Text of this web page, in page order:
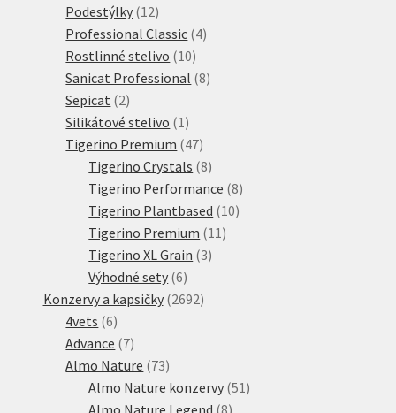
produkty
Podestýlky 1212
produktů
Professional Classic 44
Rostlinné stelivo 1010
produktů
Sanicat Professional 88
Sepicat 22
produkty
Silikátové stelivo 1 1
produkt
Tigerino Premium 4747
produktů
Tigerino Crystals 88
produktů
Tigerino Performance 88
produktů
Tigerino Plantbased 1010
Tigerino Premium 11 11
Tigerino XL Grain 33
Výhodné sety 66
produktů
Konzervy a kapsičky 26922692
4vets 66
produktů
Advance 77
produktů
Almo Nature 7373
produktů
Almo Nature konzervy 51 51
Almo Nature Legend 88